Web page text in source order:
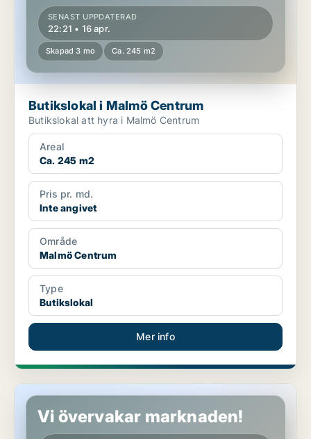
SENAST UPPDATERAD
22:21 • 16 apr.
Skapad 3 mo Ca. 245 m2
Butikslokal i Malmö Centrum
Butikslokal att hyra i Malmö Centrum
Areal
Ca. 245 m2
Pris pr. md.
Inte angivet
Område
Malmö Centrum
Type
Butikslokal
Mer info
Butikslokal i Malmö Centrum
Vi övervakar marknaden!